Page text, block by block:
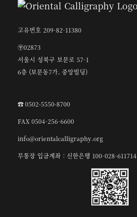
고유번호 209-82-11380
〶02873
서울시 성북구 보문로 57-1
6층 (보문동7가, 중앙빌딩)
☎︎ 0502-5550-8700
FAX 0504-256-6600
info@orientalcalligraphy.org
무통장 입금계좌 : 신한은행 100-028-611714